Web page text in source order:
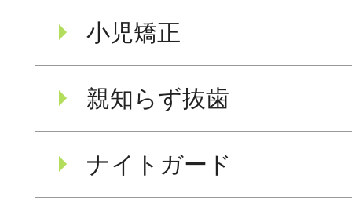
小児矯正
親知らず抜歯
ナイトガード